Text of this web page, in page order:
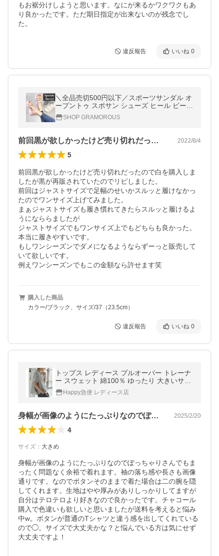
もお裾分けしようと思います。なにが来るかワクワクもあ
り良かったです。ただ期日指定が出来ないのが残念でし
た。
違反報告 いいね 0
＼全品売切500円以下／スポーツサンダル オ
ープントゥ スポサン シューズ ヒール ビーチ
サンダル レディース 厚底 大きいサイズ
SHOP GRAMOROUS
前回黒が欲しかったけど売り切れだったの… 2022/8/4
5
前回黒が欲しかったけど売り切れだったので白を購入しま
したが黒が再販されていたのでリピしました。
前回はジャストサイズで足幅のせいかスルッと履けなかっ
たのでワンサイズ上げてみました。
まぁジャストサイズも履き慣れてきたらスルッと履けるよ
うになららましたが
ジャストサイズでもワンサイズ上でもどちらも良かった。
本当に履きやすいです。
もしワンシーズンでダメになるようならずーっと販売して
いて欲しいです。
例えワンシーズンでもこの金額なら許せます笑
購入した商品
カラー/ブラック、サイズ/37（23.5cm）
違反報告 いいね 0
トップス レディース プルオーバー トレーナ
ー スウェット 綿100％ ゆったり 大きいサイ
ズ 体型カバー メール便可(1点まで)[M便 1/1]
(メール便で送料無料)
Happy急便 レディース店
身幅が画像のようにたっぷりなのでぽっち… 2025/2/20
4
サイズ ： 大きめ
身幅が画像のようにたっぷりなのでぽっちゃりさんでもま
ったく問題なく余裕で着れます。袖の落ち感や長さも画像
通りです。なのでボタンそのままで着た場合は二の腕を隠
してくれます。生地はやや厚みがありしっかりしてますが
自分はテロテロより好きなので良かったです。チャコール
購入で色違いも欲しいと思いましたが送料を考えると悩み
中w。ボタンが普通のTシャツと違う感を出してくれている
ので◯。サイズで大丈夫かな？と悩んでいる方は気にせず
大丈夫ですよ！